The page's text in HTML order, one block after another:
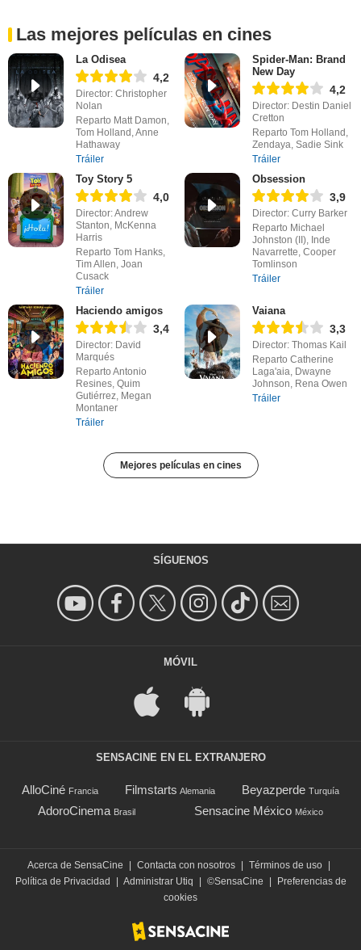
Las mejores películas en cines
La Odisea
4,2
Director: Christopher
Nolan
Reparto Matt Damon,
Tom Holland, Anne
Hathaway
Tráiler
Spider-Man: Brand
New Day
4,2
Director: Destin Daniel
Cretton
Reparto Tom Holland,
Zendaya, Sadie Sink
Tráiler
Toy Story 5
4,0
Director: Andrew
Stanton, McKenna
Harris
Reparto Tom Hanks,
Tim Allen, Joan
Cusack
Tráiler
Obsession
3,9
Director: Curry Barker
Reparto Michael
Johnston (II), Inde
Navarrette, Cooper
Tomlinson
Tráiler
Haciendo amigos
3,4
Director: David
Marqués
Reparto Antonio
Resines, Quim
Gutiérrez, Megan
Montaner
Tráiler
Vaiana
3,3
Director: Thomas Kail
Reparto Catherine
Laga'aia, Dwayne
Johnson, Rena Owen
Tráiler
Mejores películas en cines
SÍGUENOS
MÓVIL
SENSACINE EN EL EXTRANJERO
AlloCiné Francia Filmstarts Alemania Beyazperde Turquía
AdoroCinema Brasil Sensacine México México
Acerca de SensaCine Contacta con nosotros Términos de uso
Política de Privacidad
Administrar Utiq ©SensaCine
Preferencias de
cookies